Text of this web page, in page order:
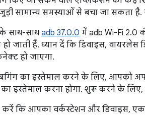
सामान्य समस्याओं से बचा जा सकता है.
साथ-साथadb 37.0.0 में adb Wi-Fi 2.0
जाती हैं. ध्यान दें कि डिवाइस,
हो जाएगा.
का इस्तेमाल करने के लिए, आपको
इस्तेमाल करना होगा. शुरू करने के लिए,
कि आपका वर्कस्टेशन और डिवाइस, एक